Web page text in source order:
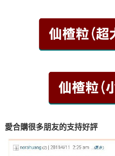
愛合購很多朋友的支持好評